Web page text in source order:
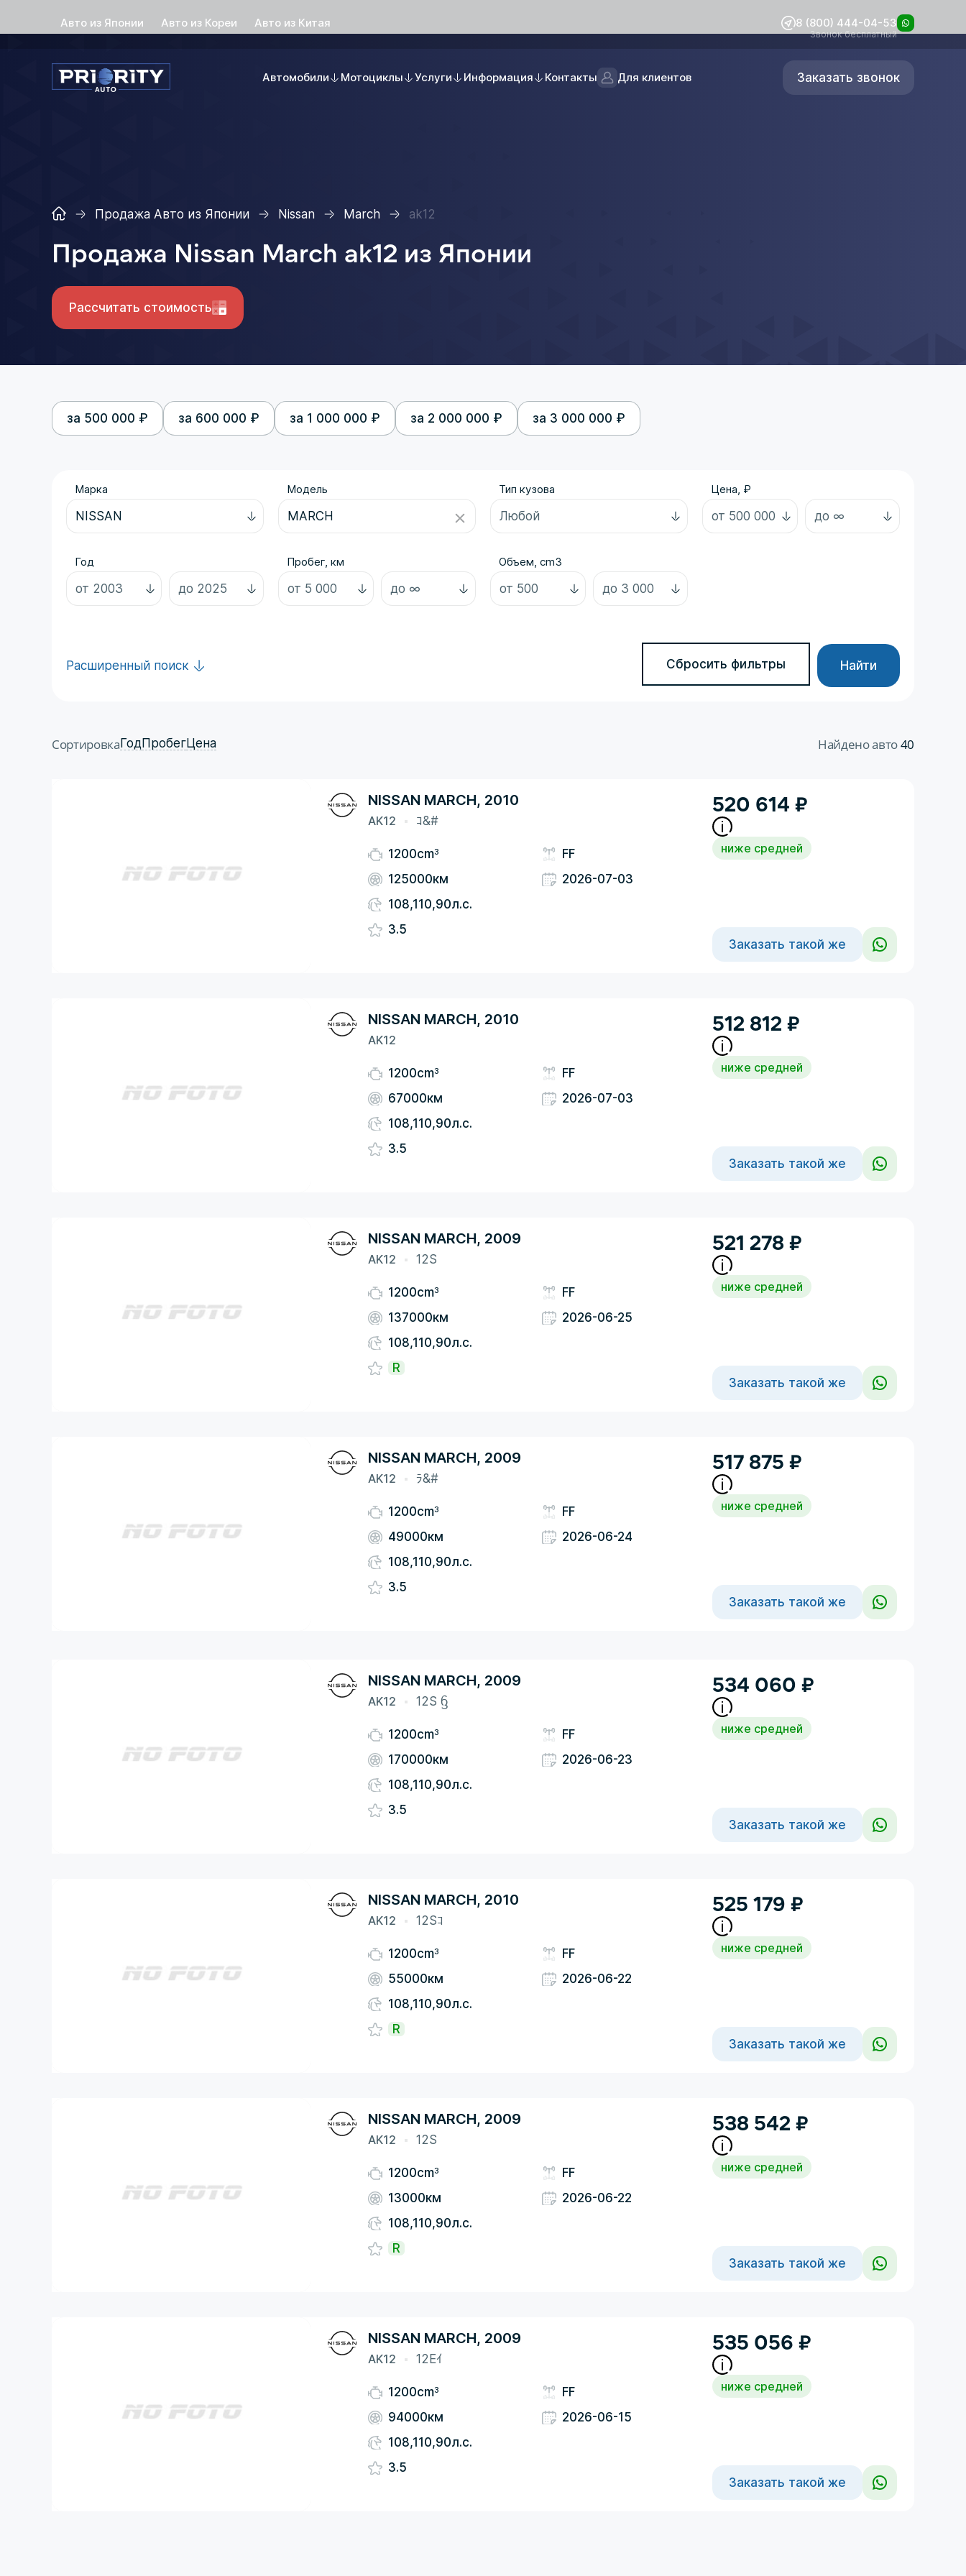
Авто из Японии Авто из Кореи Авто из Китая 8 (800) 444-04-53
Звонок бесплатный
Автомобили Мотоциклы Услуги Информация Контакты Для клиентов Заказать звонок
Продажа Авто из Японии Nissan March ak12
Продажа Nissan March ak12 из Японии
Рассчитать стоимость
за 500 000 ₽ за 600 000 ₽ за 1 000 000 ₽ за 2 000 000 ₽ за 3 000 000 ₽
Марка Модель Тип кузова Цена, ₽
Год Пробег, км Объем, cm3
Расширенный поиск Сбросить фильтры Найти
Сортировка ГодПробегЦена Найдено авто40
NISSAN MARCH, 2010
AK12 ｺ&#
1200cm3
125000км
108,110,90л.с.
3.5
FF
2026-07-03
520 614 ₽
ниже средней
Заказать такой же
NISSAN MARCH, 2010
AK12
1200cm3
67000км
108,110,90л.с.
3.5
FF
2026-07-03
512 812 ₽
ниже средней
Заказать такой же
NISSAN MARCH, 2009
AK12 12S
1200cm3
137000км
108,110,90л.с.
R
FF
2026-06-25
521 278 ₽
ниже средней
Заказать такой же
NISSAN MARCH, 2009
AK12 ﾗ&#
1200cm3
49000км
108,110,90л.с.
3.5
FF
2026-06-24
517 875 ₽
ниже средней
Заказать такой же
NISSAN MARCH, 2009
AK12 12S ᦌ
1200cm3
170000км
108,110,90л.с.
3.5
FF
2026-06-23
534 060 ₽
ниже средней
Заказать такой же
NISSAN MARCH, 2010
AK12 12Sｺ
1200cm3
55000км
108,110,90л.с.
R
FF
2026-06-22
525 179 ₽
ниже средней
Заказать такой же
NISSAN MARCH, 2009
AK12 12S
1200cm3
13000км
108,110,90л.с.
R
FF
2026-06-22
538 542 ₽
ниже средней
Заказать такой же
NISSAN MARCH, 2009
AK12 12Eｲ
1200cm3
94000км
108,110,90л.с.
3.5
FF
2026-06-15
535 056 ₽
ниже средней
Заказать такой же